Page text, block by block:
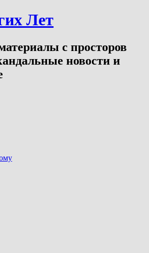
Лет
с просторов
новости и